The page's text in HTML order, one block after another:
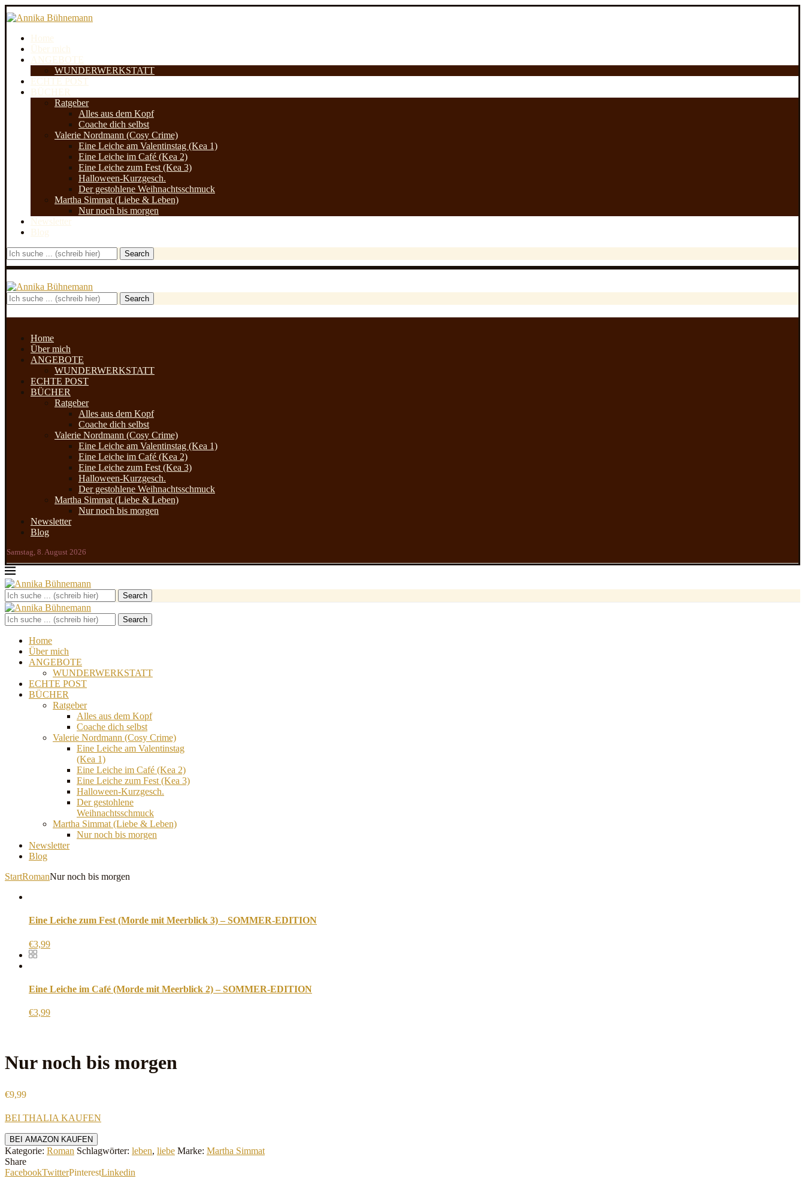
Home
Über mich
ANGEBOTE
WUNDERWERKSTATT
ECHTE POST
BÜCHER
Ratgeber
Alles aus dem Kopf
Coache dich selbst
Valerie Nordmann (Cosy Crime)
Eine Leiche am Valentinstag (Kea 1)
Eine Leiche im Café (Kea 2)
Eine Leiche zum Fest (Kea 3)
Halloween-Kurzgesch.
Der gestohlene Weihnachtsschmuck
Martha Simmat (Liebe & Leben)
Nur noch bis morgen
Newsletter
Blog
Search
Search
Home
Über mich
ANGEBOTE
WUNDERWERKSTATT
ECHTE POST
BÜCHER
Ratgeber
Alles aus dem Kopf
Coache dich selbst
Valerie Nordmann (Cosy Crime)
Eine Leiche am Valentinstag (Kea 1)
Eine Leiche im Café (Kea 2)
Eine Leiche zum Fest (Kea 3)
Halloween-Kurzgesch.
Der gestohlene Weihnachtsschmuck
Martha Simmat (Liebe & Leben)
Nur noch bis morgen
Newsletter
Blog
Samstag, 8. August 2026
Search
Search
Home
Über mich
ANGEBOTE
WUNDERWERKSTATT
ECHTE POST
BÜCHER
Ratgeber
Alles aus dem Kopf
Coache dich selbst
Valerie Nordmann (Cosy Crime)
Eine Leiche am Valentinstag
(Kea 1)
Eine Leiche im Café (Kea 2)
Eine Leiche zum Fest (Kea 3)
Halloween-Kurzgesch.
Der gestohlene
Weihnachtsschmuck
Martha Simmat (Liebe & Leben)
Nur noch bis morgen
Newsletter
Blog
StartRomanNur noch bis morgen
Eine Leiche zum Fest (Morde mit Meerblick 3) – SOMMER-EDITION
€3,99
Eine Leiche im Café (Morde mit Meerblick 2) – SOMMER-EDITION
€3,99
Nur noch bis morgen
€9,99
BEI THALIA KAUFEN
BEI AMAZON KAUFEN
Kategorie: Roman Schlagwörter: leben, liebe Marke: Martha Simmat
Share
FacebookTwitterPinterestLinkedin